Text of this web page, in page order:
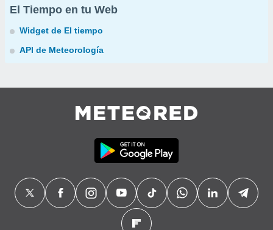
El Tiempo en tu Web
Widget de El tiempo
API de Meteorología